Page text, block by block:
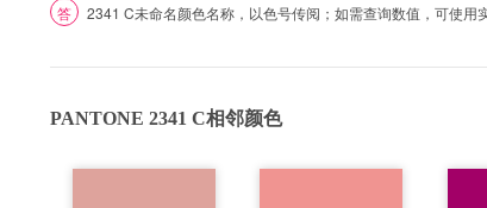
答 2341 C未命名颜色名称，以色号传阅；如需查询数值，可使用
PANTONE 2341 C相邻颜色